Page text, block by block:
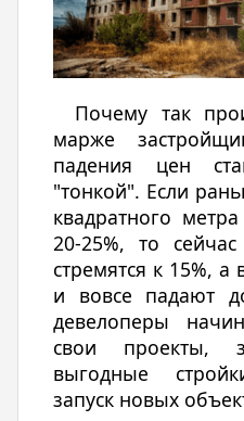
Почему так
марже
падения цен
"тонкой". Если
квадратного
20-25%, то
стремятся к 15%,
и вовсе падают
девелоперы
свои проекты,
выгодные
запуск новых